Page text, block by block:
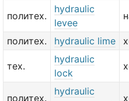
политех.
hydraulic
levee
политех. hydraulic lime
тех.
hydraulic
lock
политех.
hydraulic